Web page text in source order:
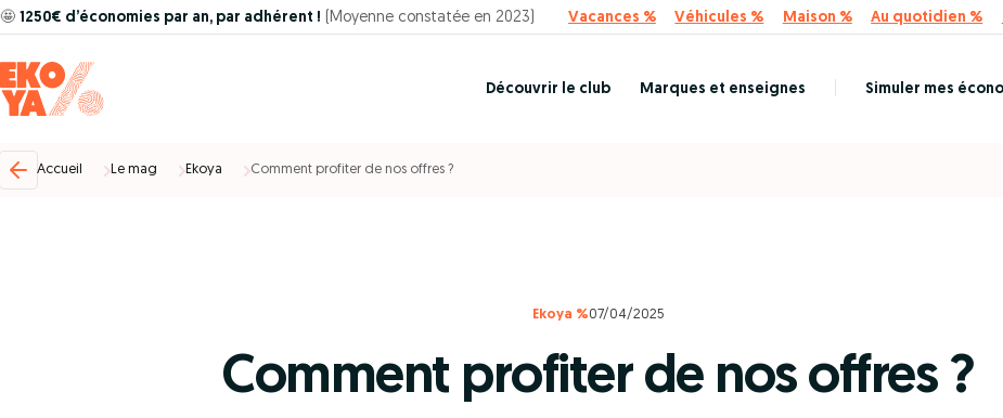
🤩 1250€ d’économies par an, par adhérent ! (Moyenne constatée en 2023) Vacances % Véhicules % Maison % Au quotidien %
Découvrir le club Marques et enseignes Simuler mes
Accueil Le mag Ekoya Comment profiter de nos offres ?
Ekoya %07/04/2025
Comment profiter de nos offres ?